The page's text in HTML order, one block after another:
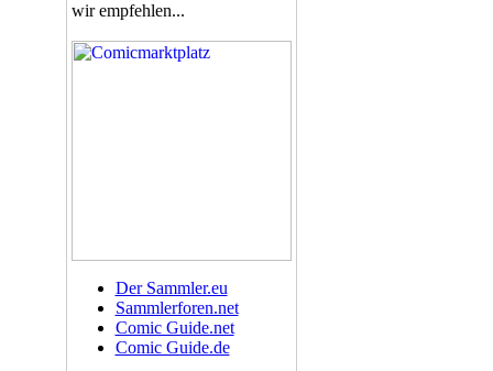
wir empfehlen...
Der Sammler.eu
Sammlerforen.net
Comic Guide.net
Comic Guide.de